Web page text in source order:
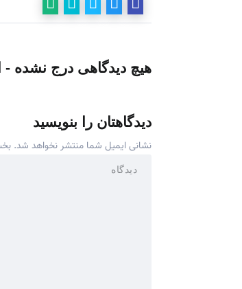
هیچ دیدگاهی درج نشده -
دیدگاهتان را بنویسید
نشانی ایمیل شما منتشر نخواهد شد.